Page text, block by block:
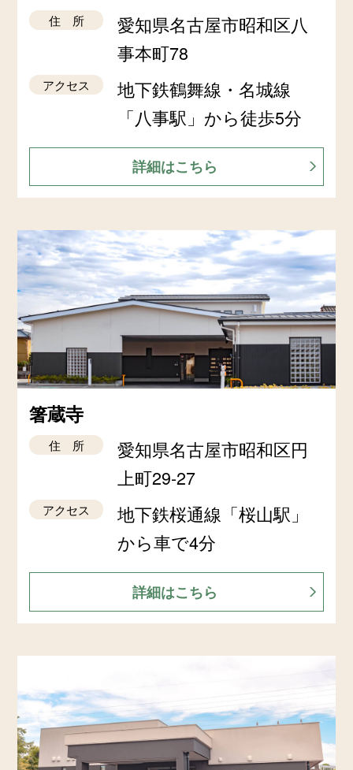
住 所
愛知県名古屋市昭和区八
事本町78
アクセス
地下鉄鶴舞線・名城線
「八事駅」から徒歩5分
詳細はこちら
箸蔵寺
住 所
愛知県名古屋市昭和区円
上町29-27
アクセス
地下鉄桜通線「桜山駅」
から車で4分
詳細はこちら